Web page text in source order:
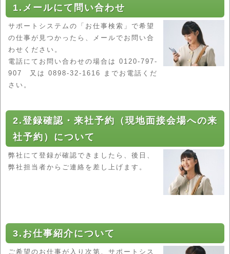
1.メールにて問い合わせ
サポートシステムの「お仕事検索」で希望
の仕事が見つかったら、メールでお問い合
わせください。
電話にてお問い合わせの場合は 0120-797-
907 又は 0898-32-1616 までお電話くだ
さい。
2.登録確認・来社予約（現地面接会場への来
社予約）について
弊社にて登録が確認できましたら、後日、
弊社担当者からご連絡を差し上げます。
3.お仕事紹介について
ご希望のお仕事が入り次第、サポートシス